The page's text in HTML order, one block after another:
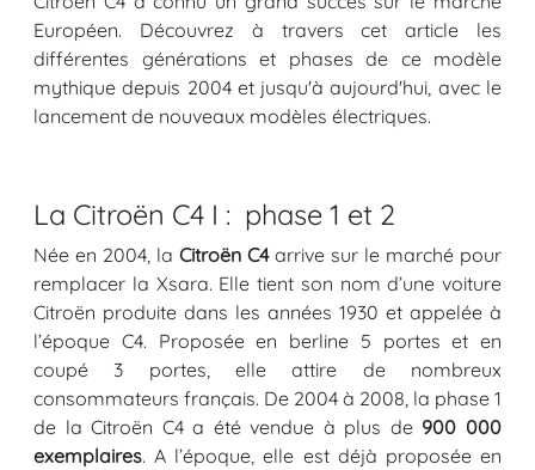
Européen. Découvrez à travers cet article les
différentes générations et phases de ce modèle
mythique depuis 2004 et jusqu'à aujourd'hui, avec le
lancement de nouveaux modèles électriques.
La Citroën C4 I : phase 1 et 2
Née en 2004, la Citroën C4 arrive sur le marché pour
remplacer la Xsara. Elle tient son nom d’une voiture
Citroën produite dans les années 1930 et appelée à
l’époque C4. Proposée en berline 5 portes et en
coupé 3 portes, elle attire de nombreux
consommateurs français. De 2004 à 2008, la phase 1
de la Citroën C4 a été vendue à plus de 900 000
exemplaires. A l’époque, elle est déjà proposée en